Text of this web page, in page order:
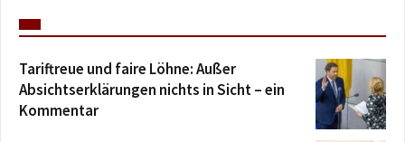
Tariftreue und faire Löhne: Außer
Absichtserklärungen nichts in Sicht – ein
Kommentar